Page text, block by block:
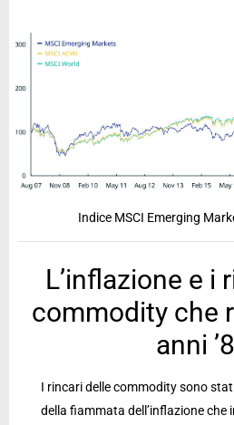
Indice MSCI Emerging
L’inflazione e i
commodity che
anni
I rincari delle commodity sono
della fiammata dell’inflazione che